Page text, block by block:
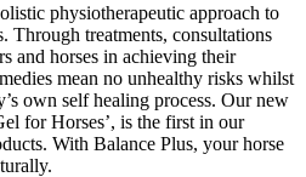
physiotherapeutic approach to
Through treatments, consultations
and horses in achieving their
mean no unhealthy risks whilst
own self healing process. Our new
for Horses’, is the first in our
With Balance Plus, your horse